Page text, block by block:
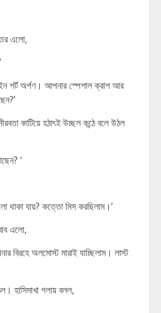
এলো,
শর্ট অর্পণ। আপনার স্পেশাল ক্রাশ আর
কাটিয়ে হঠাৎই উচ্ছল কন্ঠে বলে উঠল
‘
থাকা যায়? কত্তো মিস করছিলাম।’
এলো,
অলমোস্ট মারাই যাচ্ছিলাম। লাস্ট
হাসিমাখা গলায় বলল,